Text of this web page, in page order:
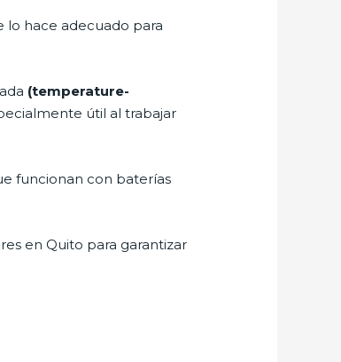
lo hace adecuado para
(temperature-
útil al trabajar
funcionan con baterías
en Quito para garantizar